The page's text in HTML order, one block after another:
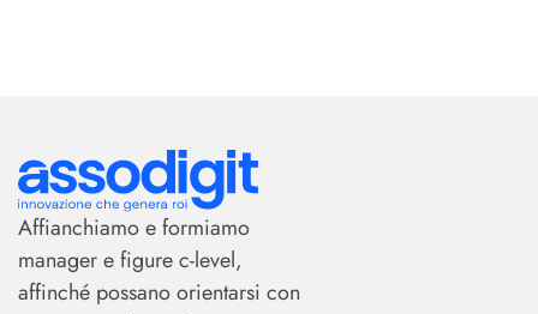
Affianchiamo e formiamo
manager e figure c-level,
affinché possano orientarsi con